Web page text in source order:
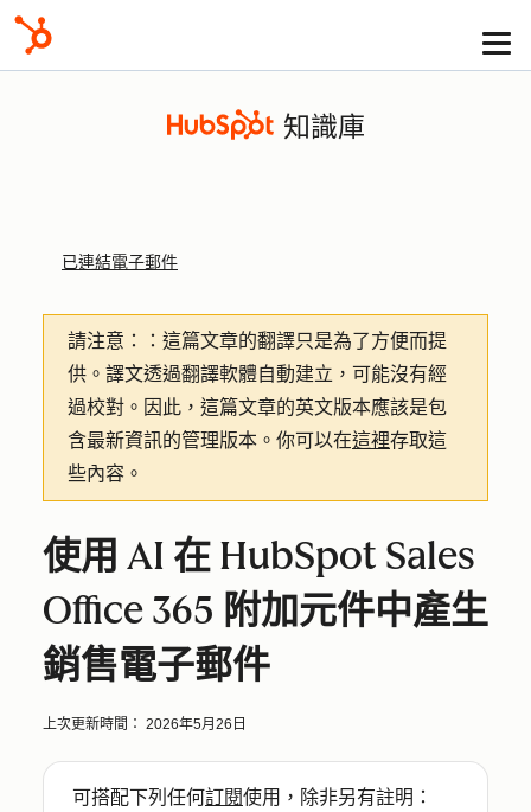
知識庫
已連結電子郵件
請注意：
：這篇文章的翻譯只是為了方便而提
供。譯文透過翻譯軟體自動建立，可能沒有經
過校對。因此，這篇文章的英文版本應該是包
含最新資訊的管理版本。你可以在這裡存取這
些內容。
使用 AI 在 HubSpot Sales
Office 365 附加元件中產生
銷售電子郵件
上次更新時間： 2026年5月26日
可搭配下列任何訂閱使用，除非另有註明：